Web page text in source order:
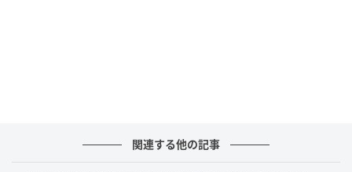
関連する他の記事